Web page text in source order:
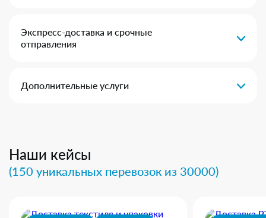
Экспресс-доставка и срочные
отправления
Дополнительные услуги
Наши кейсы
(150 уникальных перевозок из 30000)